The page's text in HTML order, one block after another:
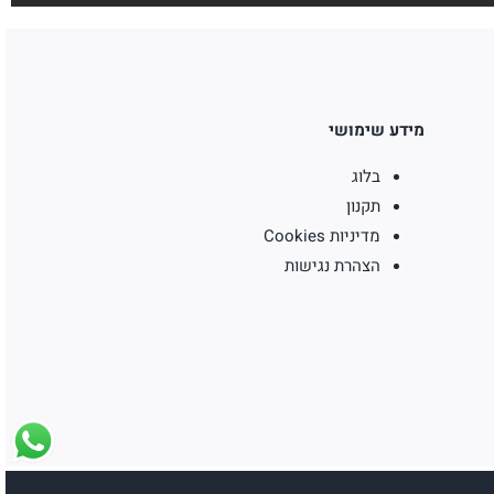
מידע שימושי
בלוג
תקנון
מדיניות Cookies
הצהרת נגישות